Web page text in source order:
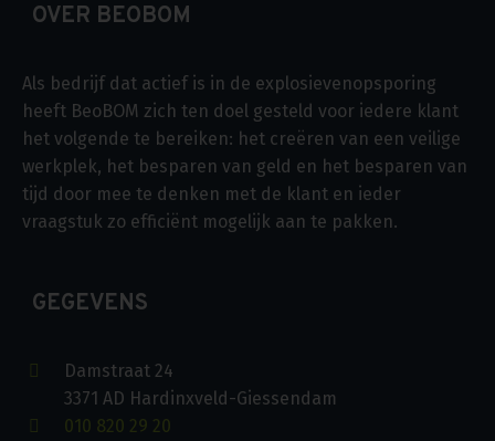
OVER BEOBOM
Als bedrijf dat actief is in de explosievenopsporing
heeft BeoBOM zich ten doel gesteld voor iedere klant
het volgende te bereiken: het creëren van een veilige
werkplek, het besparen van geld en het besparen van
tijd door mee te denken met de klant en ieder
vraagstuk zo efficiënt mogelijk aan te pakken.
GEGEVENS
Damstraat 24
3371 AD Hardinxveld-Giessendam
010 820 29 20